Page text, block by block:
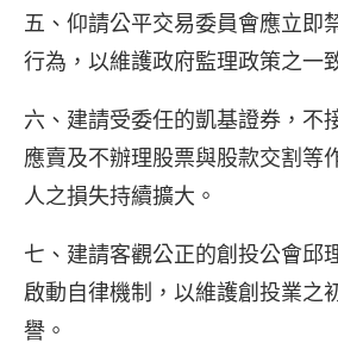
五、仰請公平交易委員會應立即
行為，以維護政府監理政策之一
六、建請受委任的凱基證券，不
應賣及不辦理股票與股款交割等
人之損失持續擴大。
七、建請客觀公正的創投公會邱
啟動自律機制，以維護創投業之
譽。